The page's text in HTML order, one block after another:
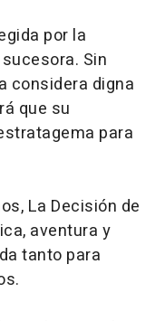
por la
Sin
considera digna
que su
para
La Decisión de
aventura y
tanto para